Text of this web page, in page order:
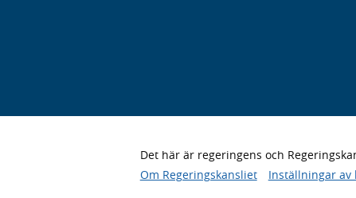
Det här är regeringens och
Om Regeringskansliet
Inställningar av